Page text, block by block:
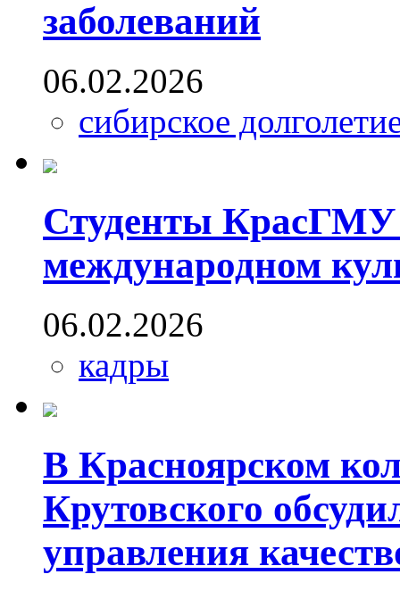
заболеваний
06.02.2026
сибирское
Студенты КрасГМУ
международном
06.02.2026
кадры
В Красноярском
Крутовского
управления